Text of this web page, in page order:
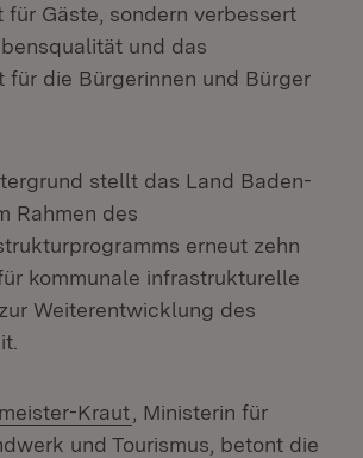
Gäste, sondern verbessert
und das
für die Bürgerinnen und Bürger
stellt das Land Baden-
Rahmen des
erneut zehn
kommunale infrastrukturelle
Weiterentwicklung des
Kraut , Ministerin für
und Tourismus, betont die